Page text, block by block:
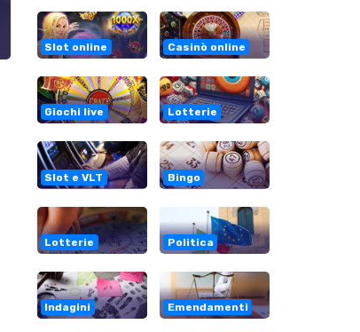
Slot online Casinò online
Giochi live Lotterie
Slot e VLT Bingo
Lotterie Politica
Indagini Emendamenti